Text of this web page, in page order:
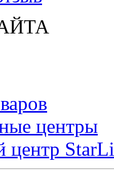
центры
центр